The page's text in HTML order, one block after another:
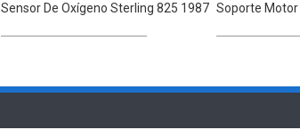
Sensor De Oxígeno Sterling 825 1987 Soporte